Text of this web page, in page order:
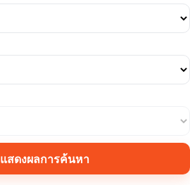
แสดงผลการค้นหา